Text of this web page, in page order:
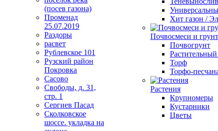
(посев газона)
Променад
25.07.2019
Раздоры
расвет
Рублевское 101
Рузский район
Покровка
Сасово
Свободы, д. 31,
стр. 1
Сергиев Пасад
Сколковское
шоссе. укладка на
Хит газон /
Почвосмеси и
Почвогрунт
Торф
Торфо-
Растения
Крупномеры
Кустарники
Цветы